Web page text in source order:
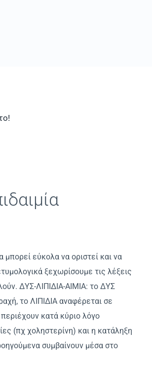
μπορεί εύκολα να οριστεί και να
ξεχωρίσουμε τις λέξεις
ΔYΣ-ΛIΠIΔIA-AIMIA: το ΔYΣ
το ΛIΠIΔIA αναφέρεται σε
κατά κύριο λόγο
(πχ χοληστερίνη) και η κατάληξη
συμβαίνουν μέσα στο